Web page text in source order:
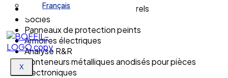
Français
X
Traverses et supports structurels
Socles
Panneaux de protection peints
Armoires électriques
Analyse R&R
Conteneurs métalliques anodisés pour pièces
électroniques